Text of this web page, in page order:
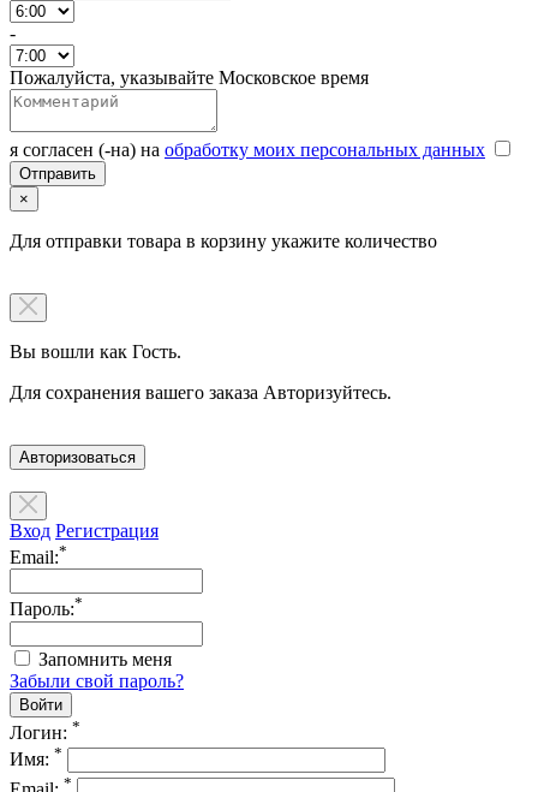
-
Пожалуйста, указывайте Московское время
я согласен (-на) на обработку моих персональных данных
×
Для отправки товара в корзину укажите количество
Вы вошли как Гость.
Для сохранения вашего заказа Авторизуйтесь.
Авторизоваться
Вход Регистрация
Email:*
Пароль:*
Запомнить меня
Забыли свой пароль?
Логин: *
Имя: *
*